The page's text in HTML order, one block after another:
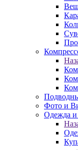
Фото и
Одежда и